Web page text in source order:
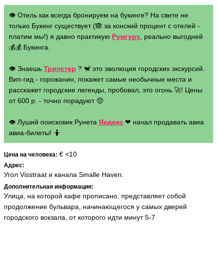
👁 Отель как всегда бронируем на букинге? На свете не
только Букинг существует (🙈 за конский процент с отелей -
платим мы!) я давно практикую Румгуру , реально выгодней
💰💰 Букинга.
👁 Знаешь Трипстер ? 🐒 это эволюция городских экскурсий.
Вип-гид - горожанин, покажет самые необычные места и
расскажет городские легенды, пробовал, это огонь 🚀! Цены
от 600 р. - точно порадуют 🤑
👁 Луший поисковик Рунета Яндекс ❤ начал продавать авиа
авиа-билеты! 🤷
Цена на человека: € <10
Адрес:
Угол Visstraat и канала Smalle Haven.
Дополнительная информация:
Улица, на которой кафе прописано, представляет собой
продолжение бульвара, начинающегося у самых дверей
городского вокзала, от которого идти минут 5-7